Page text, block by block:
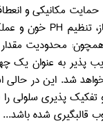
مکانیکی و
تنظیم PH خون و
محدودیت
پذیر به عنوان یک
شد. این در
پذیری سلولی را
شده باشد...